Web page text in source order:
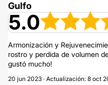
Gulfo
5.0
Armonización y
rostro y perdida de volumen
gustó mucho!
20 jun 2023 · Actualización: 8 oct